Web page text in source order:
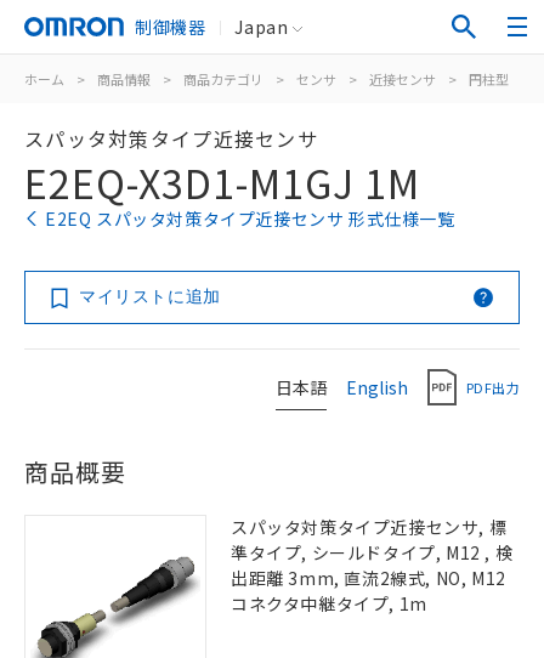
制御機器 Japan
ホーム > 商品情報 > 商品カテゴリ > センサ > 近接センサ > 円柱型
スパッタ対策タイプ近接センサ
E2EQ-X3D1-M1GJ 1M
E2EQ スパッタ対策タイプ近接センサ 形式仕様一覧
マイリストに追加
日本語 English PDF出力
商品概要
スパッタ対策タイプ近接センサ, 標
準タイプ, シールドタイプ, M12 , 検
出距離 3mm, 直流2線式, NO, M12
コネクタ中継タイプ, 1m